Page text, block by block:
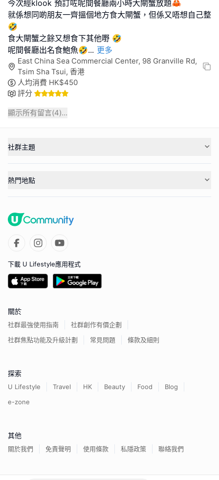
今次經klook 預訂咗呢間餐廳兩小時大閘蟹放題🦀
就係想同啲朋友一齊搵個地方食大閘蟹，但係又唔想自己整
🤣
食大閘蟹之餘又想食下其他嘢 🤣
呢間餐廳出名食鮑魚🤣... 更多
East China Sea Commercial Center, 98 Granville Rd,
Tsim Sha Tsui, 香港
人均消費 HK$450
評分
顯示所有留言(4)...
社群主題
熱門地點
下載 U Lifestyle應用程式
關於
社群最強使用指南
社群創作有價企劃
社群焦點功能及升級計劃
常見問題 條款及細則
探索
U Lifestyle Travel HK Beauty Food
Blog
e-zone
其他
關於我們 免責聲明 使用條款 私隱政策 聯絡我們